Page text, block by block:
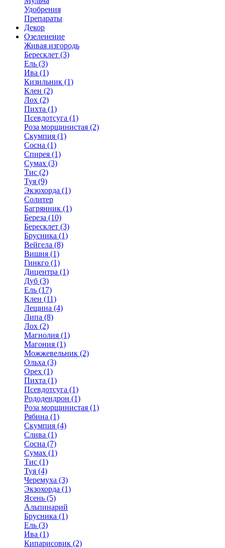
Удобрения
Препараты
Декор
Озеленение
Живая изгородь
Бересклет (3)
Ель (3)
Ива (1)
Кизильник (1)
Клен (2)
Лох (2)
Пихта (1)
Псевдотсуга (1)
Роза морщинистая (2)
Скумпия (1)
Сосна (1)
Спирея (1)
Сумах (3)
Тис (2)
Туя (9)
Экзохорда (1)
Солитер
Багрянник (1)
Береза (10)
Бересклет (3)
Брусника (1)
Вейгела (8)
Вишня (1)
Гинкго (1)
Дицентра (1)
Дуб (3)
Ель (17)
Клен (11)
Лещина (4)
Липа (8)
Лох (2)
Магнолия (1)
Магония (1)
Можжевельник (2)
Ольха (3)
Орех (1)
Пихта (1)
Псевдотсуга (1)
Рододендрон (1)
Роза морщинистая (1)
Рябина (1)
Скумпия (4)
Слива (1)
Сосна (7)
Сумах (1)
Тис (1)
Туя (4)
Черемуха (3)
Экзохорда (1)
Ясень (5)
Альпинарий
Брусника (1)
Ель (3)
Ива (1)
Кипарисовик (2)